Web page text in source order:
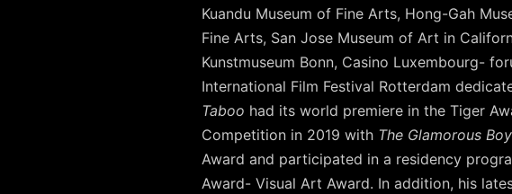
Kuandu Museum of Fine Arts, Hong-Gah
Fine Arts, San Jose Museum of Art in
Kunstmuseum Bonn, Casino Luxembourg-
International Film Festival Rotterdam
Taboo had its world premiere in the Tiger
Competition in 2019 with The Glamorous
Award and participated in a residency
Award- Visual Art Award. In addition, his